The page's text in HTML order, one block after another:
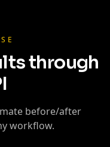
through
before/after
workflow.